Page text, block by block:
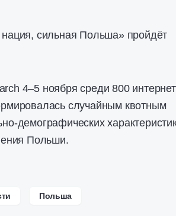
сильная Польша» пройдёт
4–5 ноября среди 800
случайным квотным
демографических
Польши.
Польша